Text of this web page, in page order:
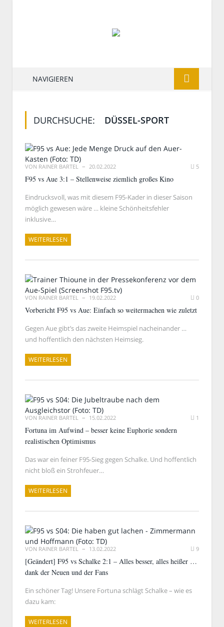
NAVIGIEREN
DURCHSUCHE: DÜSSEL-SPORT
VON RAINER BARTEL 20.02.2022 5
F95 vs Aue 3:1 – Stellenweise ziemlich großes Kino
Eindrucksvoll, was mit diesem F95-Kader in dieser Saison
möglich gewesen wäre … kleine Schönheitsfehler
inklusive…
WEITERLESEN
VON RAINER BARTEL 19.02.2022 0
Vorbericht F95 vs Aue: Einfach so weitermachen wie zuletzt
Gegen Aue gibt’s das zweite Heimspiel nacheinander …
und hoffentlich den nächsten Heimsieg.
WEITERLESEN
VON RAINER BARTEL 15.02.2022 1
Fortuna im Aufwind – besser keine Euphorie sondern
realistischen Optimismus
Das war ein feiner F95-Sieg gegen Schalke. Und hoffentlich
nicht bloß ein Strohfeuer…
WEITERLESEN
VON RAINER BARTEL 13.02.2022 9
[Geändert] F95 vs Schalke 2:1 – Alles besser, alles heißer …
dank der Neuen und der Fans
Ein schöner Tag! Unsere Fortuna schlägt Schalke – wie es
dazu kam:
WEITERLESEN